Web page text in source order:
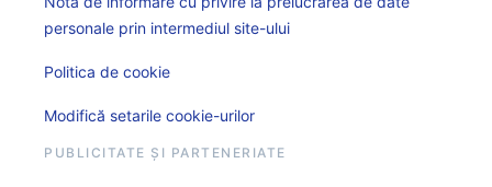
personale prin intermediul site-ului
Politica de cookie
Modifică setarile cookie-urilor
PUBLICITATE ȘI PARTENERIATE